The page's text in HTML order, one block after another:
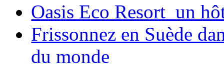
Oasis Eco Resort un
Frissonnez en Suède
du monde